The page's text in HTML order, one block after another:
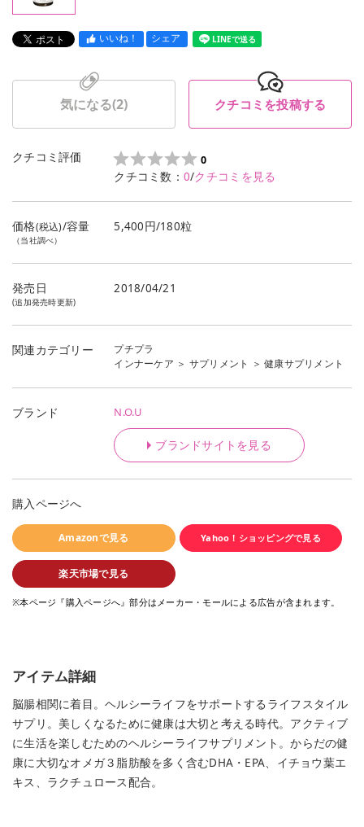
いいね！ シェア LINEで送る
気になる(2) クチコミを投稿する
クチコミ評価 0
クチコミ数： 0/クチコミを見る
価格(税込)/容量
（当社調べ）
5,400円/180粒
発売日
(追加発売時更新)
2018/04/21
関連カテゴリー
プチプラ
インナーケア ＞ サプリメント ＞健康サプリメント
ブランド N.O.U
ブランドサイトを見る
購入ページへ
Amazonで見る Yahoo！ショッピングで見る
楽天市場で見る
※本ページ『購入ページへ』部分はメーカー・モールによる広告が含まれます。
アイテム詳細
脳腸相関に着目。ヘルシーライフをサポートするライフスタイル
サプリ。美しくなるために健康は大切と考える時代。アクティブ
に生活を楽しむためのヘルシーライフサプリメント。からだの健
康に大切なオメガ３脂肪酸を多く含むDHA・EPA、イチョウ葉エ
キス、ラクチュロース配合。